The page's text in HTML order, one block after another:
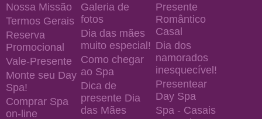
Nossa Missão
Termos Gerais
Reserva
Promocional
Vale-Presente
Monte seu Day
Spa!
Comprar Spa
on-line
Galeria de
fotos
Dia das mães
muito especial!
Como chegar
ao Spa
Dica de
presente Dia
das Mães
Presente
Romântico
Casal
Dia dos
namorados
inesquecível!
Presentear
Day Spa
Spa - Casais